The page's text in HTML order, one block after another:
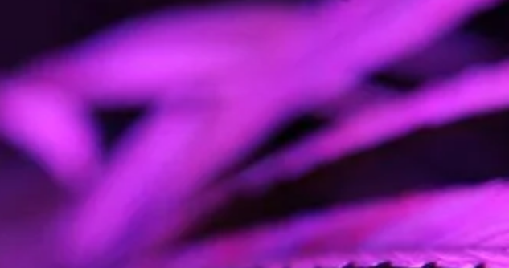
FLORACIÓN EXTERIOR
PRODUCCIÓN
Muy alta
EFECTO
Fuerte
Tras mucho esfuerzo podemos introducir en nuestro
catálogo una de las variedades más apreciadas por los
coleccionistas de genéticas. Hemos trabajado para
conseguir una de las pocas lineas de Sour Diesel en
versión feminizada conservando las principales
cualidades de una buena Sour D: Sabor y potencia.